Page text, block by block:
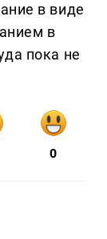
в виде
в
пока не
0